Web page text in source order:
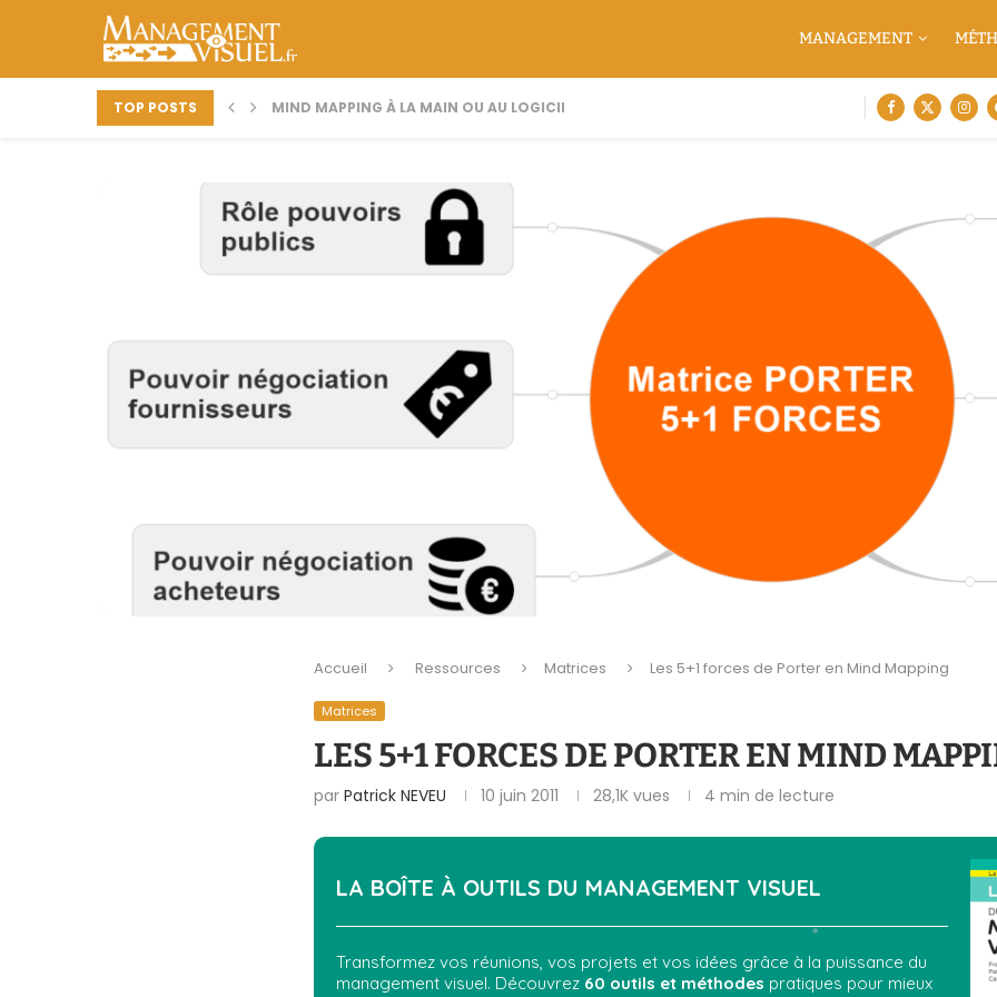
MANAGEMENT
TOP POSTS MIND MAPPING À LA MAIN OU AU LOGICIEL
Accueil Ressources Matrices Les 5+1 forces de Porter en Mind Mapping
Matrices
LES 5+1 FORCES DE PORTER EN MIND
par Patrick NEVEU 10 juin 2011 28,1K vues 4 min de lecture
LA BOÎTE À OUTILS DU MANAGEMENT VISUEL
Transformez vos réunions, vos projets et vos idées grâce à la puissance du
management visuel. Découvrez 60 outils et méthodes pratiques pour mieux